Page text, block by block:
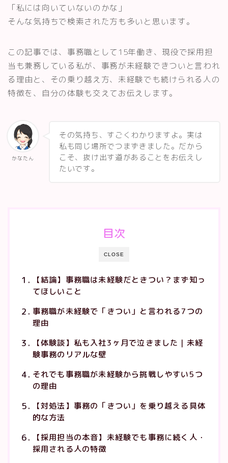
「私には向いていないのかな」
そんな気持ちで検索された方も多いと思います。
この記事では、事務職として15年働き、現役で採用担
当も兼務している私が、事務が未経験できついと言われ
る理由と、その乗り越え方、未経験でも続けられる人の
特徴を、自分の体験も交えてお伝えします。
かなたん
その気持ち、すごくわかりますよ。実は
私も同じ場所でつまずきました。だから
こそ、抜け出す道があることをお伝えし
たいです。
CLOSE
目次
【結論】事務職は未経験だときつい？まず知っ
てほしいこと
事務職が未経験で「きつい」と言われる7つの
理由
【体験談】私も入社3ヶ月で泣きました｜未経
験事務のリアルな壁
それでも事務職が未経験から挑戦しやすい5つ
の理由
【対処法】事務の「きつい」を乗り越える具体
的な方法
【採用担当の本音】未経験でも事務に続く人・
採用される人の特徴